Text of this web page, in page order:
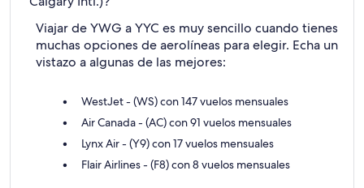
Viajar de YWG a YYC es muy sencillo cuando tienes
muchas opciones de aerolíneas para elegir. Echa un
vistazo a algunas de las mejores:
WestJet - (WS) con 147 vuelos mensuales
Air Canada - (AC) con 91 vuelos mensuales
Lynx Air - (Y9) con 17 vuelos mensuales
Flair Airlines - (F8) con 8 vuelos mensuales